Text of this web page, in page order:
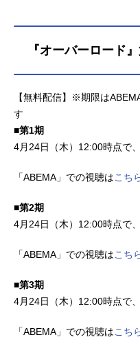
『オーバーロード
【無料配信】※期限は
す
■第1期
4月24日（木）12:00時点で
「ABEMA」での視聴はこち
■第2期
4月24日（木）12:00時点で
「ABEMA」での視聴はこち
■第3期
4月24日（木）12:00時点で
「ABEMA」での視聴はこち